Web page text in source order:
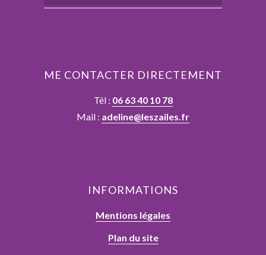
ME CONTACTER DIRECTEMENT
Tél : 06 63 40 10 78
Mail : adeline@leszailes.fr
INFORMATIONS
Mentions légales
Plan du site